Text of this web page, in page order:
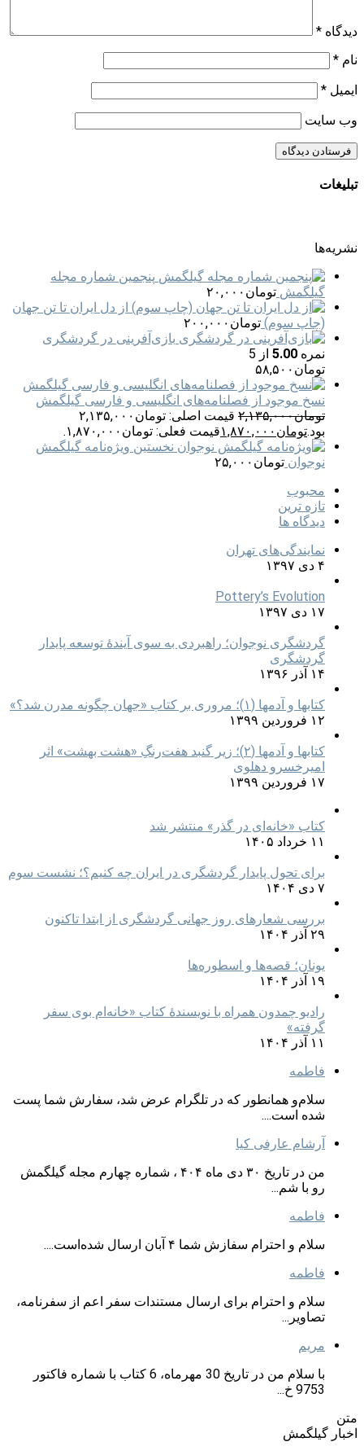
دیدگاه *
نام *
ایمیل *
وب‌ سایت
تبلیغات
نشریه‌ها
پنجمین شماره مجله
گیلگمش تومان ۲۰,۰۰۰
از دل ایران تا تن جهان
(چاپ سوم) تومان ۲۰۰,۰۰۰
بازی‌آفرینی در گردشگری
نمره 5.00 از 5
تومان ۵۸,۵۰۰
نسخ موجود از فصلنامه‌های انگلیسی و فارسی گیلگمش
تومان۲,۱۳۵,۰۰۰
قیمت اصلی: تومان۲,۱۳۵,۰۰۰
بود.تومان ۱,۸۷۰,۰۰۰قیمت فعلی: تومان۱,۸۷۰,۰۰۰.
نخستین ویژه‌نامه گیلگمش
نوجوان تومان ۲۵,۰۰۰
محبوب
تازه ترین
دیدگاه ها
نمایندگی‌های تهران
۴ دی ۱۳۹۷
Pottery’s Evolution
۱۷ دی ۱۳۹۷
گردشگری نوجوان؛ راهبردی به سوی آیندۀ توسعه پایدار
گردشگری
۱۴ آذر ۱۳۹۶
کتابها و آدمها (۱)؛ مروری بر کتاب «جهان چگونه مدرن شد؟»
۱۲ فروردین ۱۳۹۹
کتابها و آدمها (۲)؛ زیر گنبد هفت‌رنگِ «هشت بهشت» اثر
امیرخسرو دهلوی
۱۷ فروردین ۱۳۹۹
کتاب «خانه‌ای در گذر» منتشر شد
۱۱ خرداد ۱۴۰۵
برای تحول پایدار گردشگری در ایران چه کنیم؟؛ نشست سوم
۷ دی ۱۴۰۴
بررسی شعارهای روز جهانی گردشگری از ابتدا تاکنون
۲۹ آذر ۱۴۰۴
یونان؛ قصه‌ها و اسطوره‌ها
۱۹ آذر ۱۴۰۴
رادیو چمدون همراه با نویسندهٔ کتاب «خانه‌ام بوی سفر
گرفته»
۱۱ آذر ۱۴۰۴
فاطمه
سلام‌و همانطور که در تلگرام عرض شد، سفارش شما پست
شده است....
آرشام عارفی کیا
من در تاریخ ۳۰ دی ماه ۴۰۴ ، شماره چهارم مجله گیلگمش
رو با شم...
فاطمه
سلام و احترام سفازش شما ۴ آبان ارسال شده‌است....
فاطمه
سلام و احترام برای ارسال مستندات سفر اعم از سفرنامه،
تصاویر...
مریم
با سلام من در تاریخ 30 مهرماه، 6 کتاب با شماره فاکتور
9753 خ...
متن
اخبار گیلگمش